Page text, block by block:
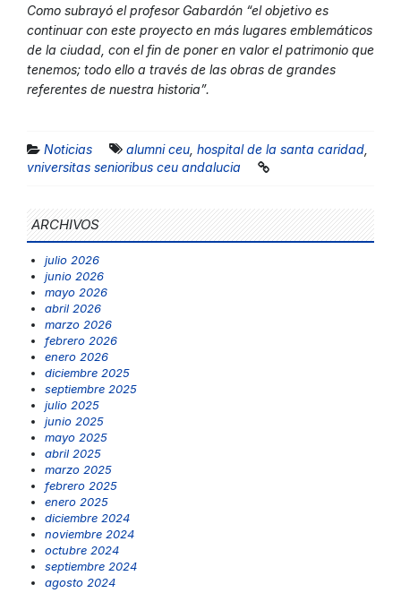
Como subrayó el profesor Gabardón “el objetivo es
continuar con este proyecto en más lugares emblemáticos
de la ciudad, con el fin de poner en valor el patrimonio que
tenemos; todo ello a través de las obras de grandes
referentes de nuestra historia”.
Noticias alumni ceu hospital de la santa caridad
vniversitas senioribus ceu andalucia
ARCHIVOS
julio 2026
junio 2026
mayo 2026
abril 2026
marzo 2026
febrero 2026
enero 2026
diciembre 2025
septiembre 2025
julio 2025
junio 2025
mayo 2025
abril 2025
marzo 2025
febrero 2025
enero 2025
diciembre 2024
noviembre 2024
octubre 2024
septiembre 2024
agosto 2024